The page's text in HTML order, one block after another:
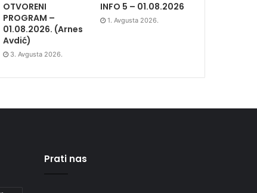
OTVORENI
PROGRAM –
01.08.2026. (Arnes
Avdić)
3. Avgusta 2026.
INFO 5 – 01.08.2026
1. Avgusta 2026.
Prati nas